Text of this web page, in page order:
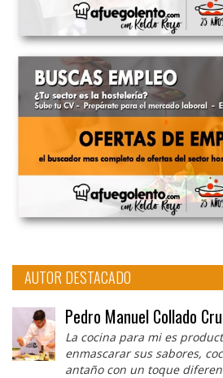
AUTOR DESTACADO
Pedro Manuel Collado
La cocina para mi es
enmascarar sus sabores,
antaño con un toque